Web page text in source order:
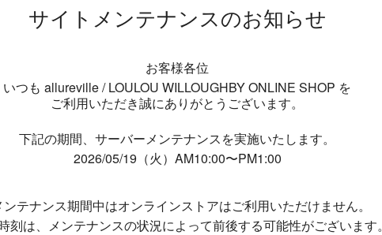
サイトメンテナンスのお知らせ
お客様各位
いつも allureville / LOULOU WILLOUGHBY ONLINE SHOP を
ご利用いただき誠にありがとうございます。
下記の期間、サーバーメンテナンスを実施いたします。
2026/05/19（火）AM10:00〜PM1:00
ンテナンス期間中はオンラインストアはご利用いただけません。
刻は、メンテナンスの状況によって前後する可能性がございます。